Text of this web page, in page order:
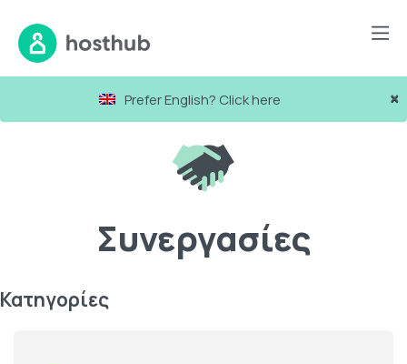
×
Prefer English? Click here
Συνεργασίες
Κατηγορίες